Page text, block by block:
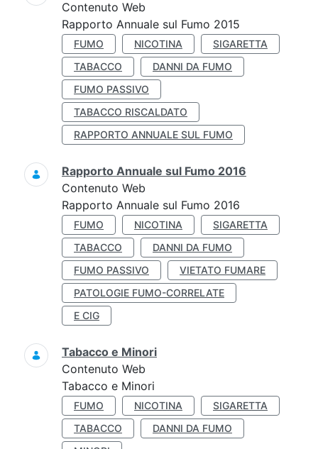
Contenuto Web
Rapporto Annuale sul Fumo 2015
FUMO NICOTINA
SIGARETTA
TABACCO
DANNI DA FUMO
FUMO PASSIVO
TABACCO RISCALDATO
RAPPORTO ANNUALE SUL FUMO
Rapporto Annuale sul Fumo 2016
Contenuto Web
Rapporto Annuale sul Fumo 2016
FUMO NICOTINA
SIGARETTA
TABACCO
DANNI DA FUMO
FUMO PASSIVO
VIETATO FUMARE
PATOLOGIE FUMO-CORRELATE
E CIG
Tabacco e Minori
Contenuto Web
Tabacco e Minori
FUMO NICOTINA
SIGARETTA
TABACCO
DANNI DA FUMO